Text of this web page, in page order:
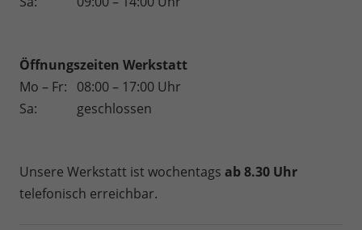
Öffnungszeiten Werkstatt
Mo – Fr: 08:00 – 17:00 Uhr
Sa:
geschlossen
Unsere Werkstatt ist wochentags ab 8.30 Uhr
telefonisch erreichbar.